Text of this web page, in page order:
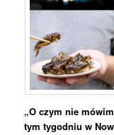
„O czym nie
tym tygodniu w